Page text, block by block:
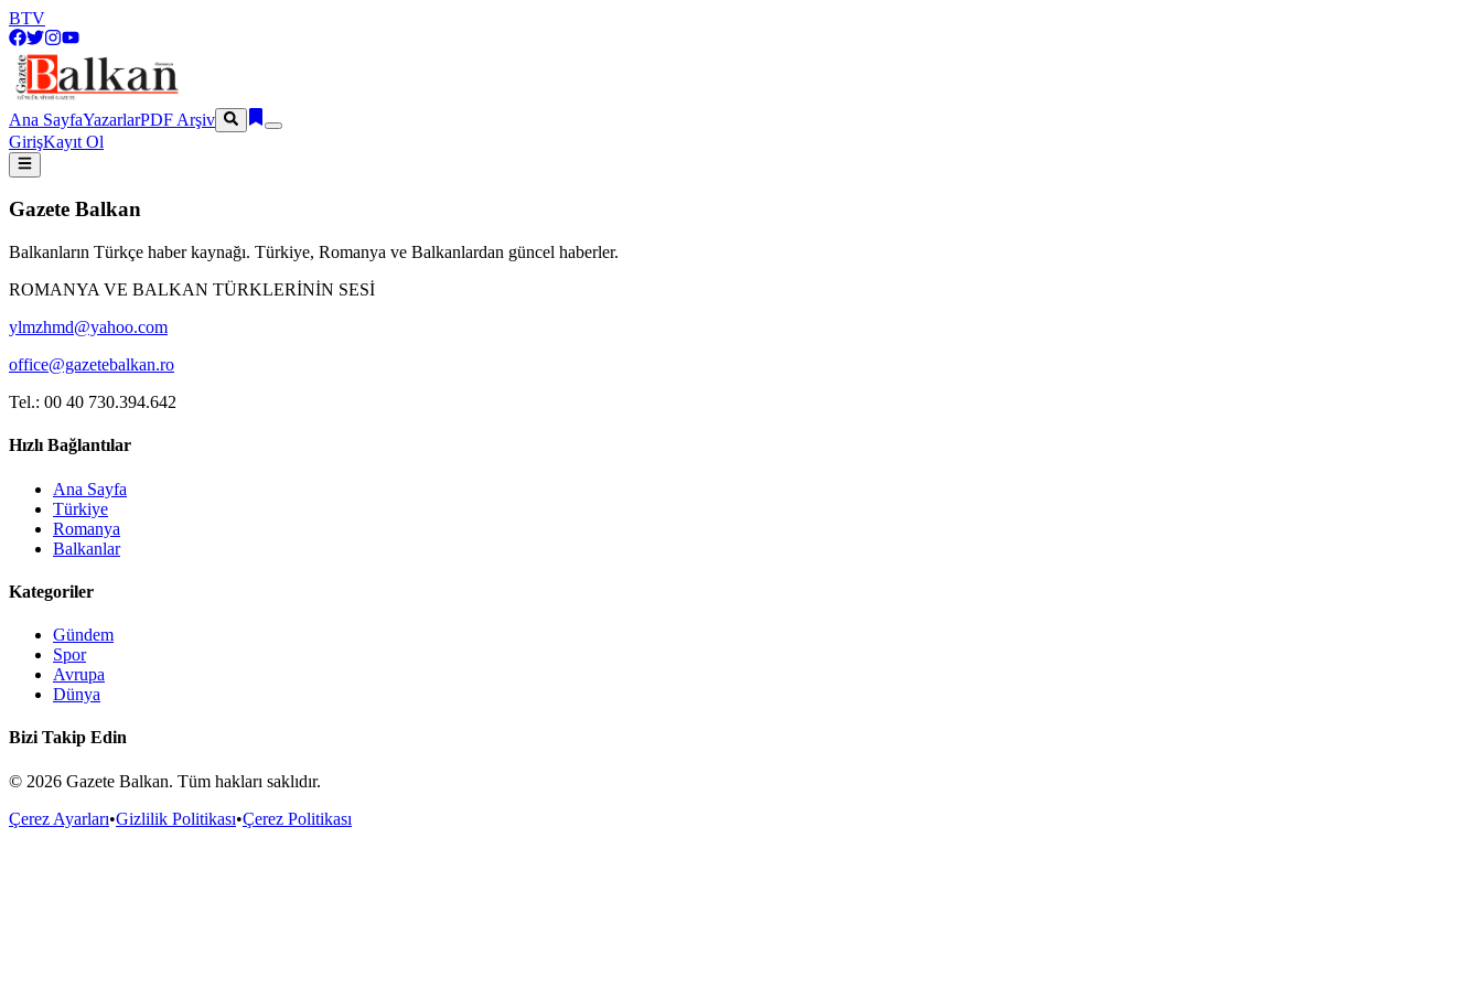
BTV
Ana SayfaYazarlarPDF Arşiv
GirişKayıt Ol
Gazete Balkan
Balkanların Türkçe haber kaynağı. Türkiye, Romanya ve Balkanlardan güncel haberler.
ROMANYA VE BALKAN TÜRKLERİNİN SESİ
ylmzhmd@yahoo.com
office@gazetebalkan.ro
Tel.: 00 40 730.394.642
Hızlı Bağlantılar
Ana Sayfa
Türkiye
Romanya
Balkanlar
Kategoriler
Gündem
Spor
Avrupa
Dünya
Bizi Takip Edin
© 2026 Gazete Balkan. Tüm hakları saklıdır.
Çerez Ayarları•Gizlilik Politikası•Çerez Politikası